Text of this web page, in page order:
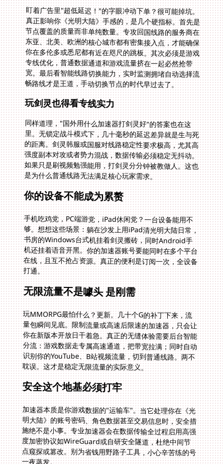
盯着广告里"超低延迟！"的字眼冲动下单？很可能掉坑。
真正影响你《光明大陆》手感的，是几个硬指标。首先是
节点覆盖的质量而非单纯数量。专攻回国线路的服务商在
东亚、北美、欧洲的核心城市都有密集接入点，才能确保
你在多伦多或悉尼都有近在咫尺的跳板。其次必须是游戏
专线优化，普通数据通道和游戏流量挤在一起必然抢带
宽。最后看智能线路切换能力，实时监测拥堵自动选择流
畅路线才是王道，手动切换节点的时代早过去了。
玩剑灵也得看专线实力
同样道理，"国外用什么加速器打剑灵好"的答案也在这
里。无锁定战斗模式下，几十毫秒的延迟差异就是生与死
的距离。剑灵韩服或国服对线路稳定性要求极高，尤其高
强度副本对攻或者势力混战，数据传输必须稳定无抖动。
如果只是刷视频勉强能用，打剑灵分分钟被教做人。这也
是为什么普通线路无法满足核心玩家需求。
你的设备不能成为累赘
手机吃鸡党，PC端游党，iPad休闲党？一台设备能用不
够。想想这些场景：躺在沙发上用iPad清光明大陆日常，
书房的Windows台式机挂着剑灵搬砖，同时Android手
机还挂着语音开黑。你的加速器账号要能同时在多个平台
在线，且互不抢占资源。真正的便利是订阅一次，全设备
打通。
无限流量不是噱头 是刚需
玩MMORPG最怕什么？更新。几十个G的补丁下来，流
量包瞬间见底。限制流量或高速后限速的加速器，只会让
你在新版本开放日干着急。真正的无缝体验需要后台智能
分流：游戏数据走专属高速通道，把带宽拉满；同时自动
识别你的YouTube、B站视频流量，切到普通线路。两不
耽误。这才是稳定无限流量的实际意义。
安全这个地基必须打牢
加速器本质是你游戏数据的"运输车"。当它处理你在《光
明大陆》的账号密码、角色数据甚至交易信息时，安全措
施绝不是小事。专业加速器会在数据传输全过程启用高强
度加密协议如WireGuard或自研安全隧道，杜绝中间节
点窥探或篡改。别为省钱用野路子工具，小心辛苦练的号
一夜蒸发。